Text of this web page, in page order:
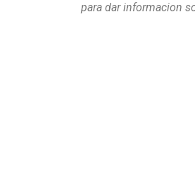
para dar informacion